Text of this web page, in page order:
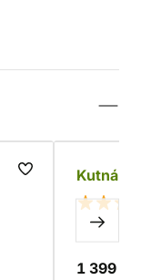
Kutná
1 399 Kč